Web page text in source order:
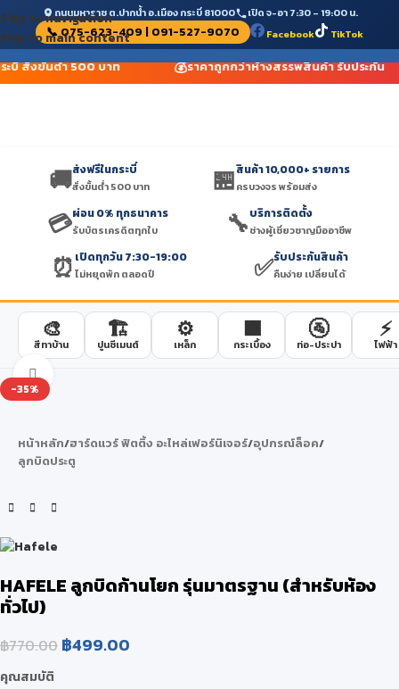
Skip to navigation
Skip to main content
ถนนมหาราช ต.ปากน้ำ อ.เมือง กระบี่ 81000 เปิด จ-อา 7:30 – 19:00 น.
📞 075-623-409 | 091-527-9070 Facebook TikTok
ะบี่ สั่งขั้นต่ำ 500 บาท 💰ราคาถูกกว่าห้างสรรพสินค้า รับประกัน
🚚ส่งฟรีในกระบี่
สั่งขั้นต่ำ 500 บาท 🏪สินค้า 10,000+ รายการ
ครบวงจร พร้อมส่ง
💳ผ่อน 0% ทุกธนาคาร
รับบัตรเครดิตทุกใบ 🔧บริการติดตั้ง
ช่างผู้เชี่ยวชาญมืออาชีพ
⏰ เปิดทุกวัน 7:30-19:00
ไม่หยุดพัก ตลอดปี ✅รับประกันสินค้า
คืนง่าย เปลี่ยนได้
🎨
สีทาบ้าน
🏗️
ปูนซีเมนต์
⚙️
เหล็ก
🟫
กระเบื้อง
🚰
ท่อ-ประปา
⚡
ไฟฟ้า
-35%
Click to enlarge
หน้าหลัก/ฮาร์ดแวร์ ฟิตติ้ง อะไหล่เฟอร์นิเจอร์/อุปกรณ์ล็อค/
ลูกบิดประตู
HAFELE ลูกบิดก้านโยก รุ่นมาตรฐาน (สำหรับห้อง
ทั่วไป)
฿770.00 ฿499.00
คุณสมบัติ